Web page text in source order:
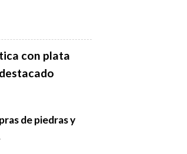
con plata
de piedras y